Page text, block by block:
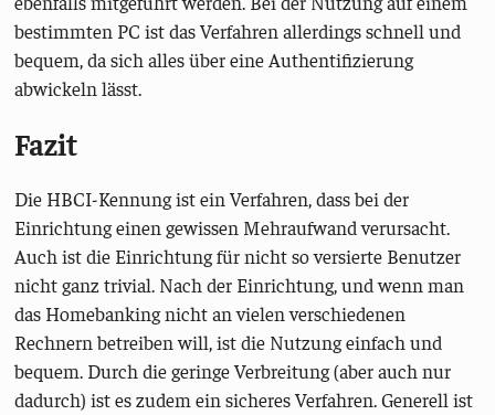
bestimmten PC ist das Verfahren allerdings schnell und
bequem, da sich alles über eine Authentifizierung
abwickeln lässt.
Fazit
Die HBCI-Kennung ist ein Verfahren, dass bei der
Einrichtung einen gewissen Mehraufwand verursacht.
Auch ist die Einrichtung für nicht so versierte Benutzer
nicht ganz trivial. Nach der Einrichtung, und wenn man
das Homebanking nicht an vielen verschiedenen
Rechnern betreiben will, ist die Nutzung einfach und
bequem. Durch die geringe Verbreitung (aber auch nur
dadurch) ist es zudem ein sicheres Verfahren. Generell ist